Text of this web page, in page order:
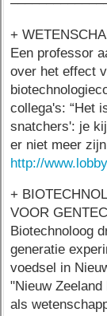
+
Een professor
over het effect
collega's: “Het
snatchers': je
er niet meer
http://
+
VOOR
Biotechnoloog
generatie
voedsel in
"Nieuw
als